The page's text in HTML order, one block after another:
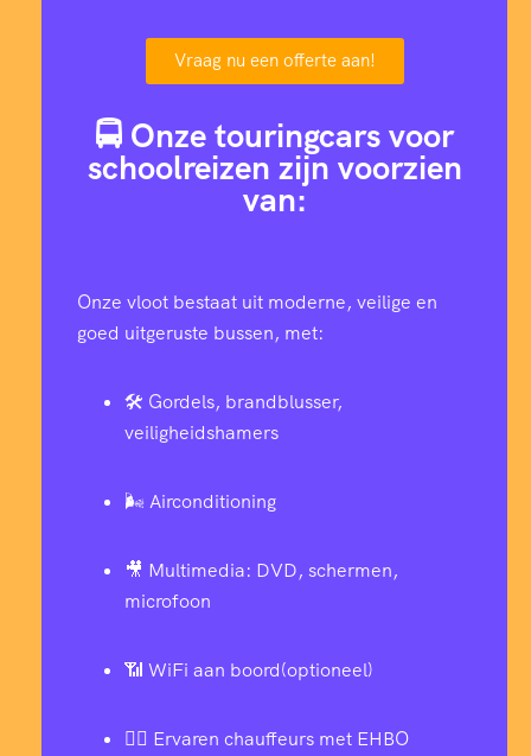
Vraag nu een offerte aan!
🚍 Onze touringcars voor
schoolreizen zijn voorzien
van:
Onze vloot bestaat uit moderne, veilige en
goed uitgeruste bussen, met:
🛠️ Gordels, brandblusser,
veiligheidshamers
🌬️ Airconditioning
🎥 Multimedia: DVD, schermen,
microfoon
📶 WiFi aan boord(optioneel)
👨‍✈️ Ervaren chauffeurs met EHBO